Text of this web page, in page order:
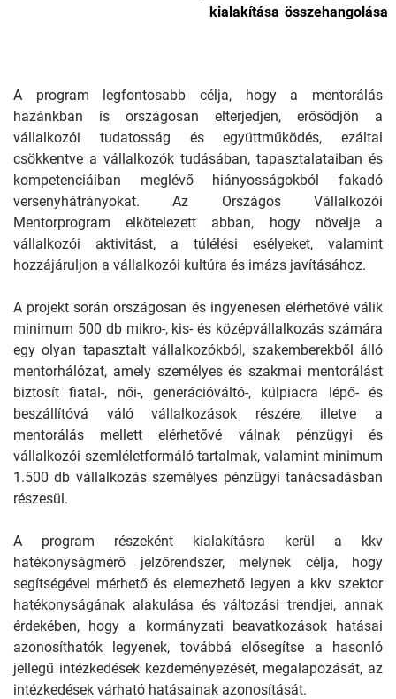
kialakítása összehangolása
A program legfontosabb célja, hogy a mentorálás
hazánkban is országosan elterjedjen, erősödjön a
vállalkozói tudatosság és együttműködés, ezáltal
csökkentve a vállalkozók tudásában, tapasztalataiban és
kompetenciáiban meglévő hiányosságokból fakadó
versenyhátrányokat. Az Országos Vállalkozói
Mentorprogram elkötelezett abban, hogy növelje a
vállalkozói aktivitást, a túlélési esélyeket, valamint
hozzájáruljon a vállalkozói kultúra és imázs javításához.
A projekt során országosan és ingyenesen elérhetővé válik
minimum 500 db mikro-, kis- és középvállalkozás számára
egy olyan tapasztalt vállalkozókból, szakemberekből álló
mentorhálózat, amely személyes és szakmai mentorálást
biztosít fiatal-, női-, generációváltó-, külpiacra lépő- és
beszállítóvá váló vállalkozások részére, illetve a
mentorálás mellett elérhetővé válnak pénzügyi és
vállalkozói szemléletformáló tartalmak, valamint minimum
1.500 db vállalkozás személyes pénzügyi tanácsadásban
részesül.
A program részeként kialakításra kerül a kkv
hatékonyságmérő jelzőrendszer, melynek célja, hogy
segítségével mérhető és elemezhető legyen a kkv szektor
hatékonyságának alakulása és változási trendjei, annak
érdekében, hogy a kormányzati beavatkozások hatásai
azonosíthatók legyenek, továbbá elősegítse a hasonló
jellegű intézkedések kezdeményezését, megalapozását, az
intézkedések várható hatásainak azonosítását.